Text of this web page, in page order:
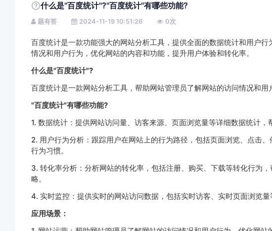
什么是"百度统计"?"百度统计"有哪些功能?
题有答 2024-11-19 10:51:26 0次
百度统计是一款功能强大的网站分析工具，提供全面的数据统计和用户
情况和用户行为，优化网站的内容和功能，提升用户体验和转化率。
什么是"百度统计"?
百度统计是一款网站分析工具，帮助网站管理员了解网站的访问情况和用
"百度统计"有哪些功能?
1. 数据统计：提供网站访问量、访客来源、页面浏览量等详细数据统计，
2. 用户行为分析：跟踪用户在网站上的行为路径，包括页面浏览、点击
行为习惯。
3. 转化率分析：分析网站的转化率，包括注册、购买、下载等转化行为
略。
4. 实时监控：提供实时的网站访问数据，包括实时访客、实时页面浏览量
应用场景：